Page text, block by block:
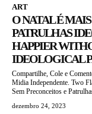
ART
O NATAL É
PATRULHAS
HAPPIER
IDEOLOGICAL
Compartilhe, Cole e
Midia Independente. Two
Sem Preconceitos e
dezembro 24, 2023